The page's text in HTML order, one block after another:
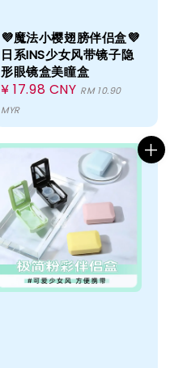
💜魔法小樱翅膀伴侣盒💜
日系INS少女风带镜子隐
形眼镜盒美瞳盒
Regular
price
¥ 17.98 CNY RM 10.90
MYR